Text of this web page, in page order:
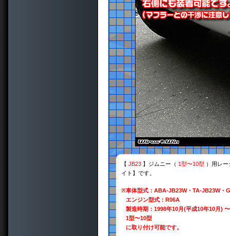
【 JB23 】ジムニー（ 1型〜10型 ）用レ
イト】です。
※車体型式：ABA-JB23W・TA-JB23W・
エンジン型式：R06A
製造時期：1998年10月(平成10年10月)
1型〜10型
に取り付け可能です。